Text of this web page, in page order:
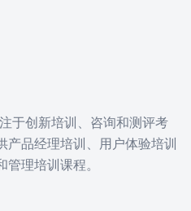
于创新培训、咨询和测评考
产品经理培训、用户体验培训
理培训课程。